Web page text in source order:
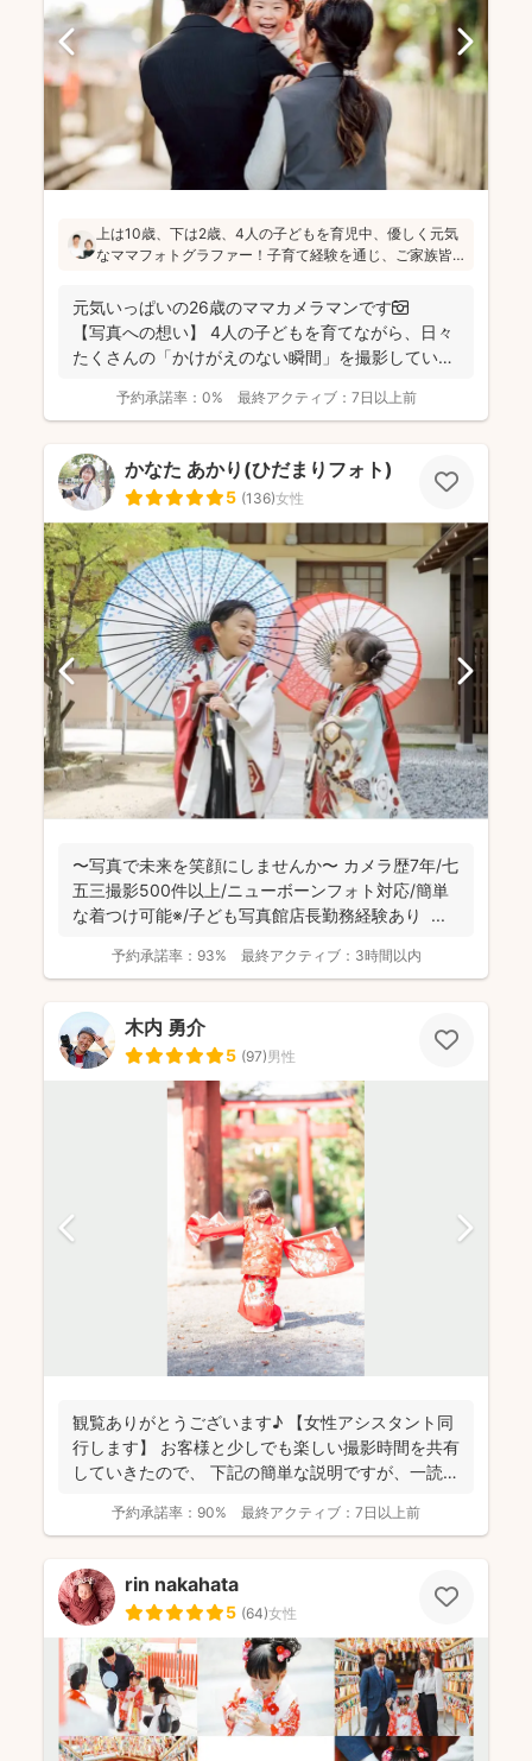
上は10歳、下は2歳、4人の子どもを育児中、優しく元気
なママフォトグラファー！子育て経験を通じ、ご家族皆
ちを大切にしています！お子さんに無理がないよう、お
喋りしながら楽しく撮影していきます(^^)
元気いっぱいの26歳のママカメラマンです📷
【写真への想い】 4人の子どもを育てながら、日々
たくさんの「かけがえのない瞬間」を撮影してい
予約承諾率： 0% 最終アクティブ： 7日以上前
かなた あかり(ひだまりフォト)
5 (136)女性
〜写真で未来を笑顔にしませんか〜 カメラ歴7年/七
五三撮影500件以上/ニューボーンフォト対応/簡単
な着つけ可能※/子ども写真館店長勤務経験あり ...
予約承諾率： 93% 最終アクティブ： 3時間以内
木内 勇介
5 (97)男性
観覧ありがとうございます♪ 【女性アシスタント同
行します】 お客様と少しでも楽しい撮影時間を共有
していきたので、 下記の簡単な説明ですが、一読し
予約承諾率： 90% 最終アクティブ： 7日以上前
rin nakahata
5 (64)女性